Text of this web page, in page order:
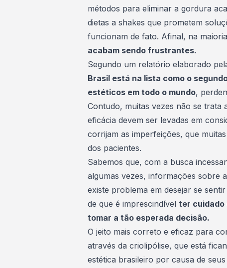
métodos para eliminar a gordura
dietas a shakes que prometem
funcionam de fato. Afinal, na
acabam sendo frustrantes.
Segundo um relatório elaborado
Brasil está na lista como o
estéticos em todo o mundo,
Contudo, muitas vezes não se trata
eficácia devem ser levadas em
corrijam as imperfeições, que
dos pacientes.
Sabemos que, com a busca
algumas vezes, informações sobre
existe problema em desejar se
de que é imprescindível ter cuidado
tomar a tão esperada decisão.
O jeito mais correto e eficaz para
através da criolipólise, que está
estética brasileiro por causa de